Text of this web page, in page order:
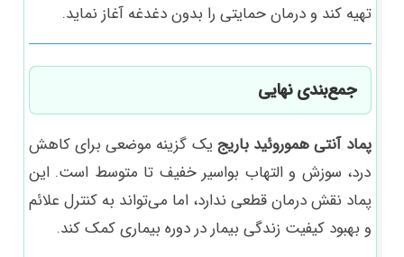
تهیه کند و درمان حمایتی را بدون دغدغه آغاز نماید.
جمع‌بندی نهایی
پماد آنتی هموروئید باریج یک گزینه موضعی برای کاهش
درد، سوزش و التهاب بواسیر خفیف تا متوسط است. این
پماد نقش درمان قطعی ندارد، اما می‌تواند به کنترل علائم
و بهبود کیفیت زندگی بیمار در دوره بیماری کمک کند.